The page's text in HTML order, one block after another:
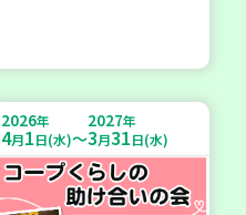
2026年
4月1日(水)～
2027年
3月31日(水)